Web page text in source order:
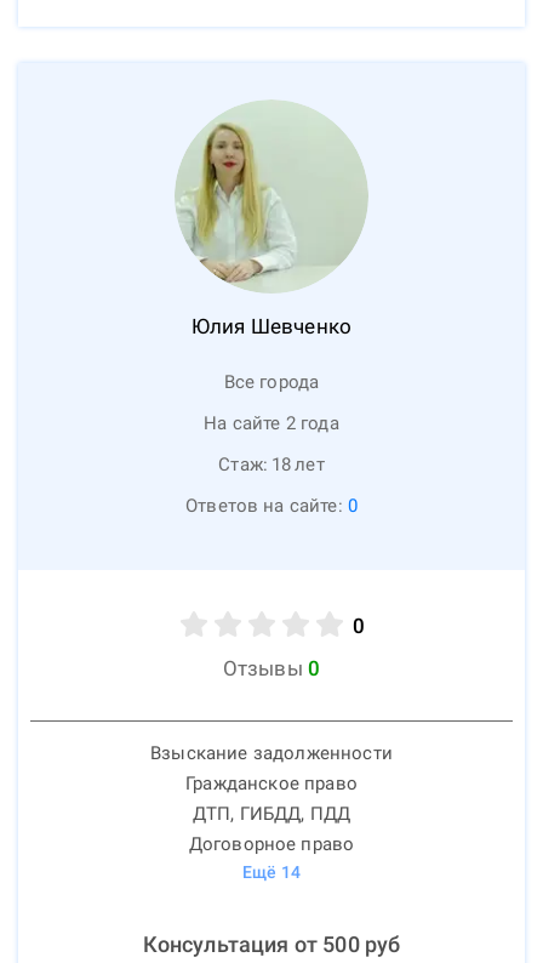
Юлия Шевченко
Все города
На сайте 2 года
Стаж: 18лет
Ответов на сайте: 0
0
Отзывы 0
Взыскание задолженности
Гражданское право
ДТП, ГИБДД, ПДД
Договорное право
Ещё 14
Консультация от 500руб